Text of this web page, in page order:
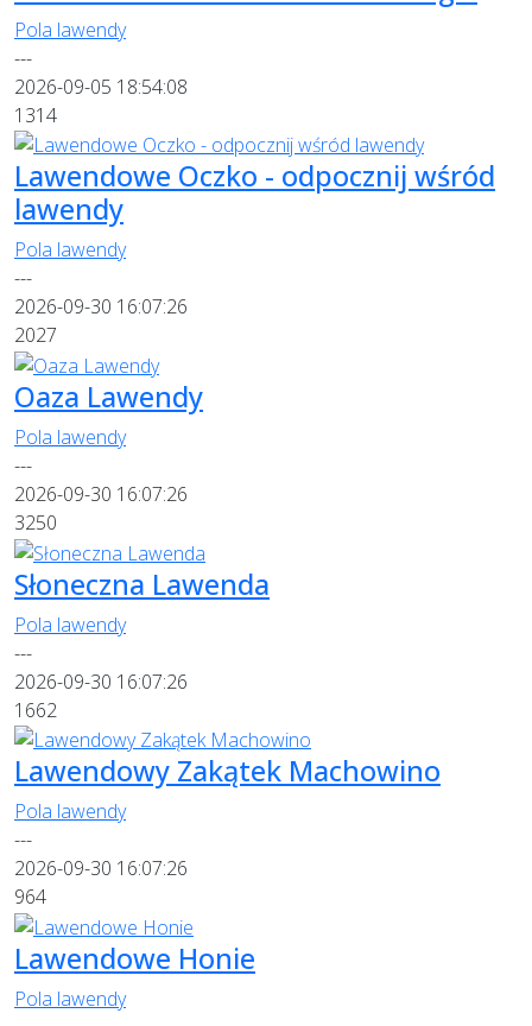
Pola lawendy
---
2026-09-05 18:54:08
1314
Lawendowe Oczko - odpocznij wśród
lawendy
Pola lawendy
---
2026-09-30 16:07:26
2027
Oaza Lawendy
Pola lawendy
---
2026-09-30 16:07:26
3250
Słoneczna Lawenda
Pola lawendy
---
2026-09-30 16:07:26
1662
Lawendowy Zakątek Machowino
Pola lawendy
---
2026-09-30 16:07:26
964
Lawendowe Honie
Pola lawendy